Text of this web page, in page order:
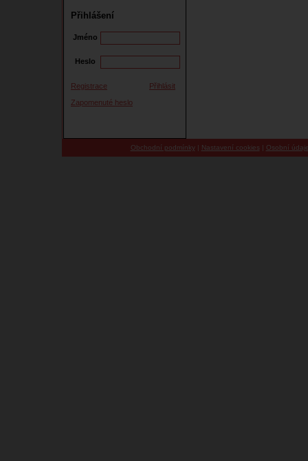
Přihlášení
Jméno
Heslo
Registrace
Přihlásit
Zapomenuté heslo
Obchodní podmínky| Nastavení cookies | Osobní